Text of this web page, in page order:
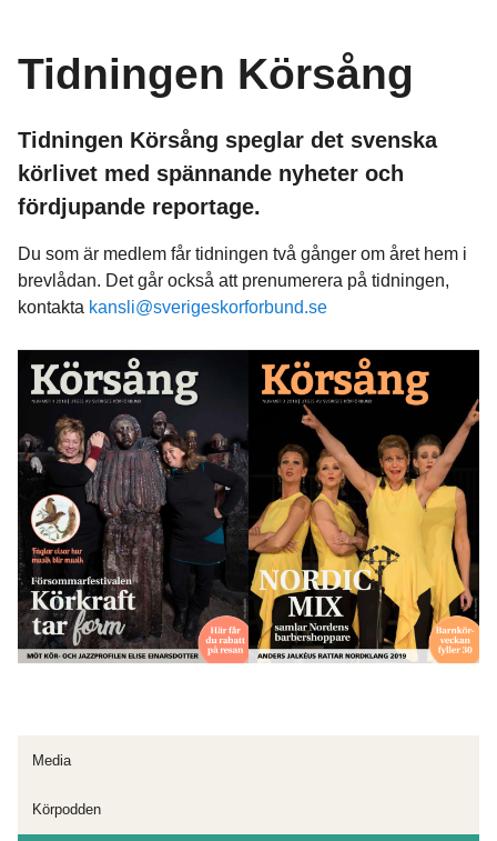
Tidningen Körsång
Tidningen Körsång speglar det svenska
körlivet med spännande nyheter och
fördjupande reportage.
Du som är medlem får tidningen två gånger om året hem i
brevlådan. Det går också att prenumerera på tidningen,
kontakta kansli@sverigeskorforbund.se
Media
Körpodden